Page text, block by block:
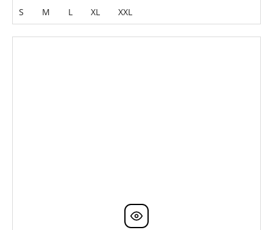
S M L XL XXL